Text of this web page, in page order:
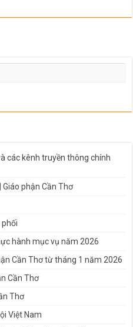
các kênh truyền thông chính
Giáo phận Cần Thơ
phối
hành mục vụ năm 2026
Cần Thơ từ tháng 1 năm 2026
Cần Thơ
Thơ
Việt Nam